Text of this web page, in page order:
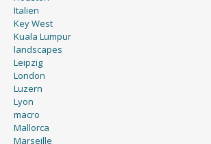
Italien
Key West
Kuala Lumpur
landscapes
Leipzig
London
Luzern
Lyon
macro
Mallorca
Marseille